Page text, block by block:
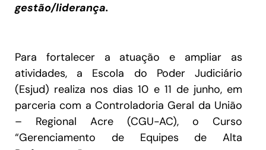
gestão/liderança.
Para fortalecer a atuação e ampliar as
atividades, a Escola do Poder Judiciário
(Esjud) realiza nos dias 10 e 11 de junho, em
parceria com a Controladoria Geral da União
– Regional Acre (CGU-AC), o Curso
“Gerenciamento de Equipes de Alta